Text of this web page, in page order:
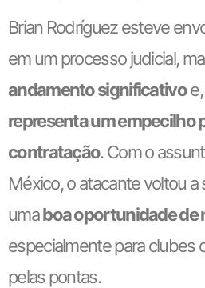
Brian Rodríguez esteve
em um processo judicial,
andamento significativoe,
representa um empecilho
contratação. Com o
México, o atacante voltou
umaboa oportunidade de
especialmente para clubes
pelas pontas.